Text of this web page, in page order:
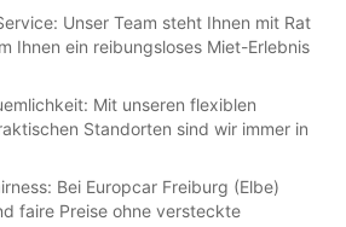
Unser Team steht Ihnen mit Rat
Ihnen ein reibungsloses Miet-Erlebnis
Mit unseren flexiblen
Standorten sind wir immer in
Bei Europcar Freiburg (Elbe)
faire Preise ohne versteckte